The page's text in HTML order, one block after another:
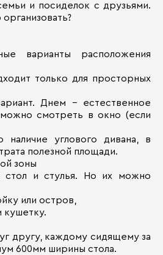
и посиделок с друзьями.
варианты расположения
только для просторных
Днем - естественное
смотреть в окно (если
наличие углового дивана, в
полезной площади.
зоны
стол и стулья. Но их можно
или остров,
кушетку.
другу, каждому сидящему за
600мм ширины стола.